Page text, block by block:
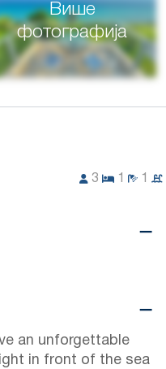
Више
фотографија
3
an unforgettable
in front of the sea